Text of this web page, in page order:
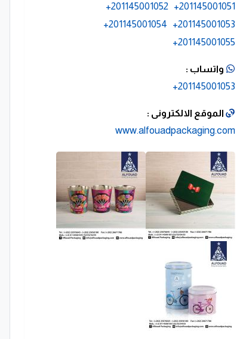
201145001051+
201145001052+
201145001053+
201145001054+
201145001055+
واتساب :
201145001053+
الموقع الالكترونى :
www.alfouadpackaging.com